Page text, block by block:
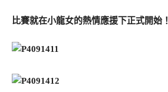
比賽就在小龍女的熱情應援下正式開始！